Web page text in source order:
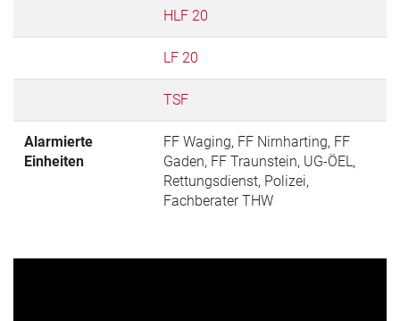
HLF 20
LF 20
TSF
Alarmierte
Einheiten
FF Waging, FF Nirnharting, FF
Gaden, FF Traunstein, UG-ÖEL,
Rettungsdienst, Polizei,
Fachberater THW